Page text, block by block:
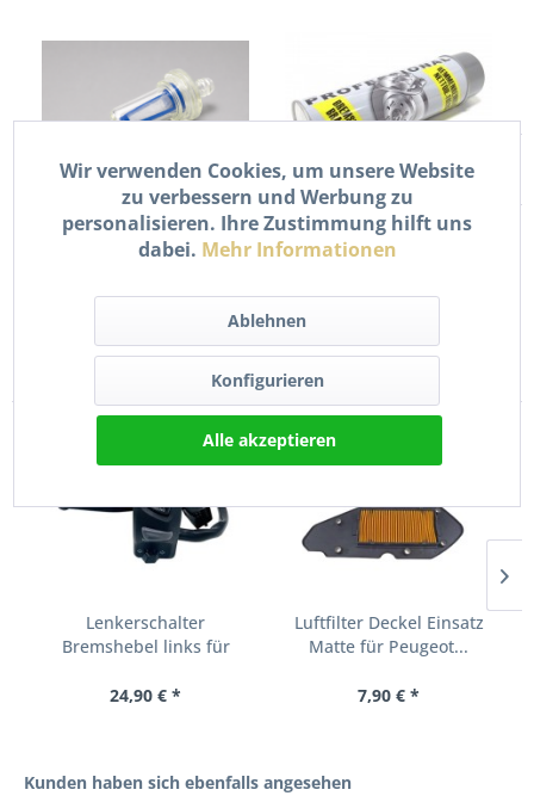
Universal 6mm
Benzinfilter
Kraftstofffilter...
MoTip Bremsenreiniger
500ml Spraydose –...
Lenkerschalter
Bremshebel links für
24,90 € *
Luftfilter Deckel Einsatz
Matte für Peugeot...
7,90 € *
Kunden haben sich ebenfalls angesehen
Wir verwenden Cookies, um unsere Website
zu verbessern und Werbung zu
personalisieren. Ihre Zustimmung hilft uns
dabei. Mehr Informationen
Ablehnen
Konfigurieren
Alle akzeptieren